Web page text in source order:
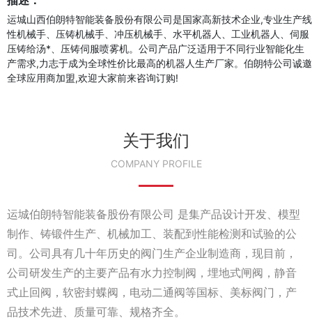
运城山西伯朗特智能装备股份有限公司是国家高新技术企业,专业生产线
性机械手、压铸机械手、冲压机械手、水平机器人、工业机器人、伺服
压铸给汤*、压铸伺服喷雾机。公司产品广泛适用于不同行业智能化生
产需求,力志于成为全球性价比最高的机器人生产厂家。伯朗特公司诚邀
全球应用商加盟,欢迎大家前来咨询订购!
关于我们
COMPANY PROFILE
运城伯朗特智能装备股份有限公司 是集产品设计开发、模型
制作、铸锻件生产、机械加工、装配到性能检测和试验的公
司。公司具有几十年历史的阀门生产企业制造商，现目前，
公司研发生产的主要产品有水力控制阀，埋地式闸阀，静音
式止回阀，软密封蝶阀，电动二通阀等国标、美标阀门，产
品技术先进、质量可靠、规格齐全。